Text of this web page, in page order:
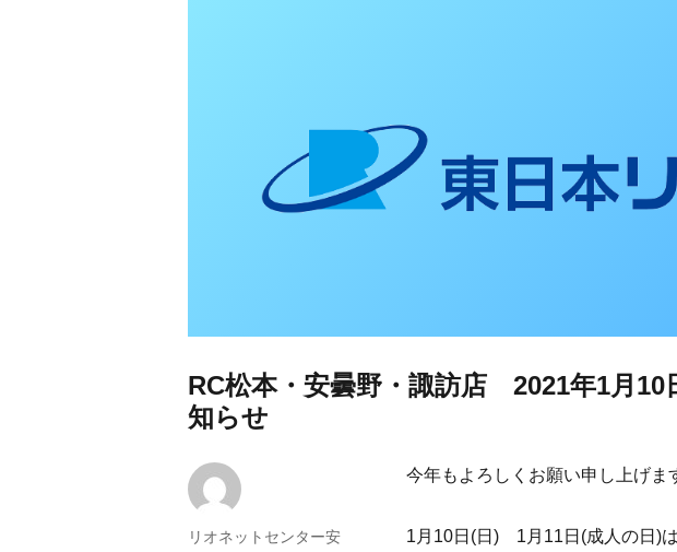
RC松本・安曇野・諏訪店 2021年1月
知らせ
今年もよろしくお願い申し上げま
1月10日(日) 1月11日(成人の日)は
投
リオネットセンター安